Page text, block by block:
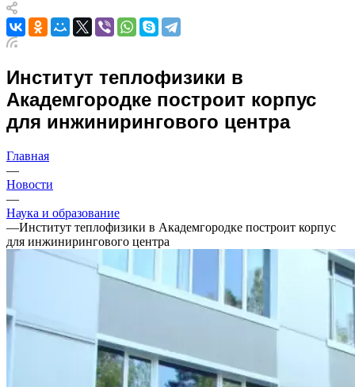
Институт теплофизики в
Академгородке построит корпус
для инжинирингового центра
Главная
—
Новости
—
Наука и образование
—Институт теплофизики в Академгородке построит корпус
для инжинирингового центра